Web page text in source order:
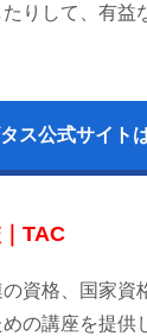
りして、有益
ス公式サイト
TAC
資格、国家資
の講座を提供